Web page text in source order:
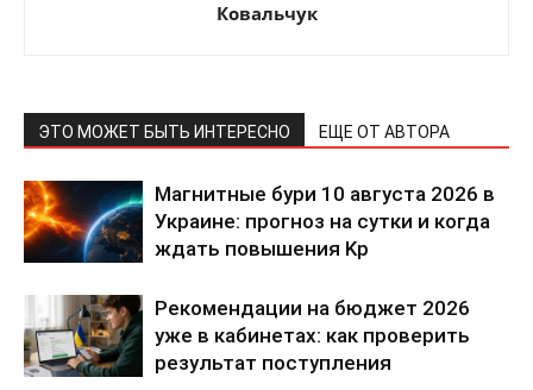
Ковальчук
ЭТО МОЖЕТ БЫТЬ ИНТЕРЕСНО ЕЩЕ ОТ АВТОРА
Магнитные бури 10 августа 2026 в
Украине: прогноз на сутки и когда
ждать повышения Kp
Рекомендации на бюджет 2026
уже в кабинетах: как проверить
результат поступления